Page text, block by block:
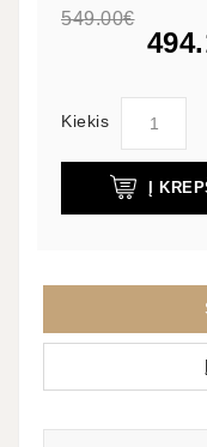
549.00€
Kiekis
Į